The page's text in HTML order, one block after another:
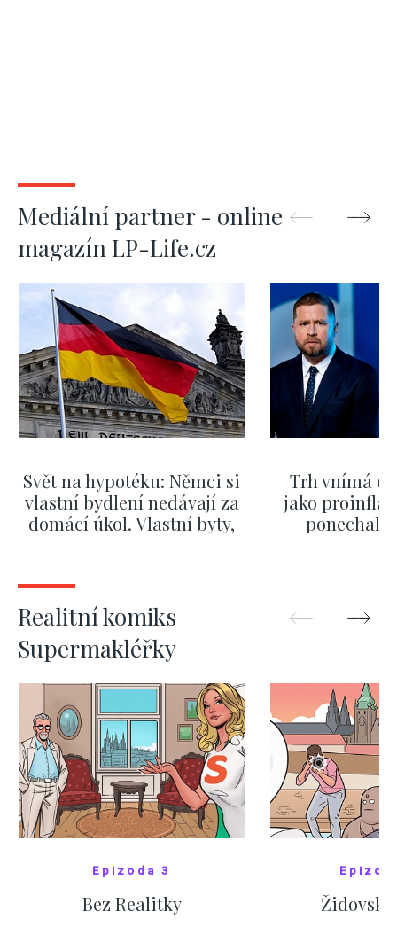
Mediální partner - online
magazín LP-Life.cz
Svět na hypotéku: Němci si
vlastní bydlení nedávají za
domácí úkol. Vlastní byty,
Trh vnímá
jako
ponechali
Realitní komiks
Supermakléřky
Epizoda 3
Bez Realitky